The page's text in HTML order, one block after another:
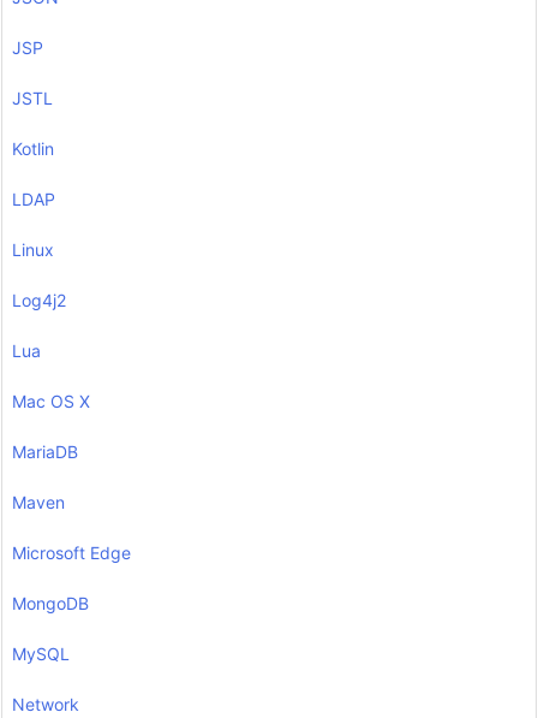
JSP
JSTL
Kotlin
LDAP
Linux
Log4j2
Lua
Mac OS X
MariaDB
Maven
Microsoft Edge
MongoDB
MySQL
Network